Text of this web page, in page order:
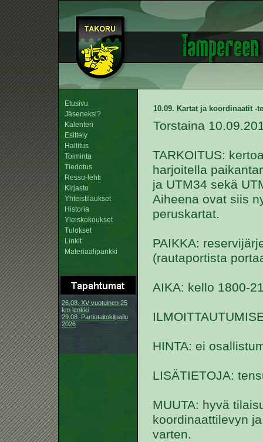
Etusivu
Jäseneksi?
Kalenteri
Esittely
Hallitus
Toiminta
Tiedotus
Ressu-lehti
Kirjasto
Yhteistilaukset
Historia
Yleiskokoukset
Tulokset
Linkit
Materiaalipankki
26.08. XV vuotuinen 25
km lenkki
29.08. Partiotaitokilpailu
2026
10.09. Kartat ja koordinaatit -
Torstaina
TARKOITUS:
harjoitella
ja UTM34 sekä
Aiheena ovat siis
peruskartat.
PAIKKA:
(rautaportista
AIKA: kello 1800-
HINTA: ei
LISÄTIETOJA:
MUUTA: hyvä
koordinaattilevyn
varten.